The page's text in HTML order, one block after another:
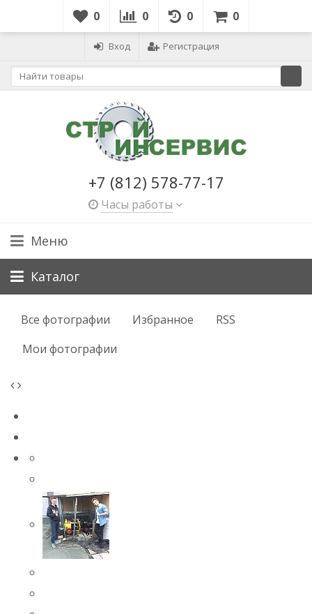
0 0 0 0
Вход Регистрация
+7 (812) 578-77-17
Часы работы
Меню
Каталог
Все фотографии Избранное
RSS
Мои фотографии